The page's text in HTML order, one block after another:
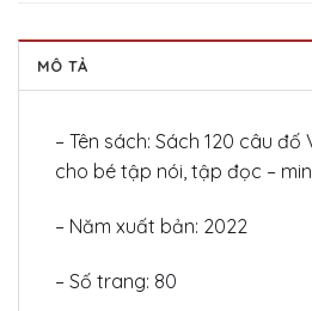
MÔ TẢ
– Tên sách: Sách 120 câu
cho bé tập nói, tập đọc –
– Năm xuất bản: 2022
– Số trang: 80